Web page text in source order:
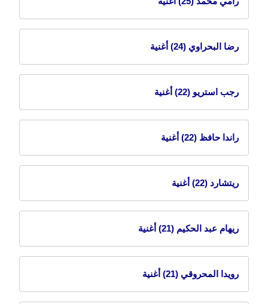
رضا البحراوي (24) أغنية
رجب استريو (22) أغنية
راندا حافظ (22) أغنية
ريتشارد (22) أغنية
ريهام عبد الحكيم (21) أغنية
رويدا المحروقي (21) أغنية